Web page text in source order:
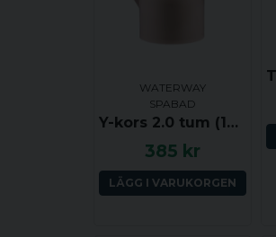
WATERWAY
SPABAD
Y-kors 2.0 tum (120 grader) ho-ho-ho
385 kr
LÄGG I VARUKORGEN